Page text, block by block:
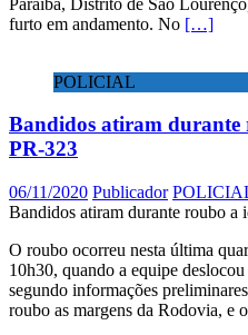
furto em andamento. No […]
POLICIAL
Bandidos atiram
PR-323
06/11/2020 Publicador
Bandidos atiram durante roubo a
O roubo ocorreu nesta última
10h30, quando a equipe
segundo informações
roubo as margens da Rodovia, e